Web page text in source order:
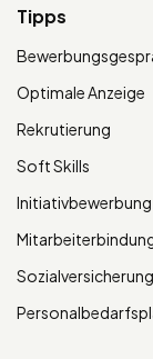
Tipps
Optimale Anzeige
Rekrutierung
Soft Skills
Initiativbewerbung